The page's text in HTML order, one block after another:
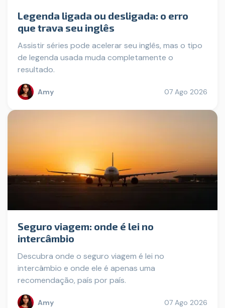
Legenda ligada ou desligada: o erro
que trava seu inglês
Assistir séries pode acelerar seu inglês, mas o tipo
de legenda usada muda completamente o
resultado.
Amy 07 Ago 2026
Seguro viagem: onde é lei no
intercâmbio
Descubra onde o seguro viagem é lei no
intercâmbio e onde ele é apenas uma
recomendação, país por país.
Amy 07 Ago 2026